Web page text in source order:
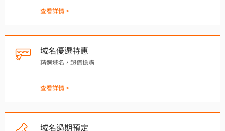
查看詳情 >
域名優選特惠
精選域名，超值搶購
查看詳情 >
域名過期預定